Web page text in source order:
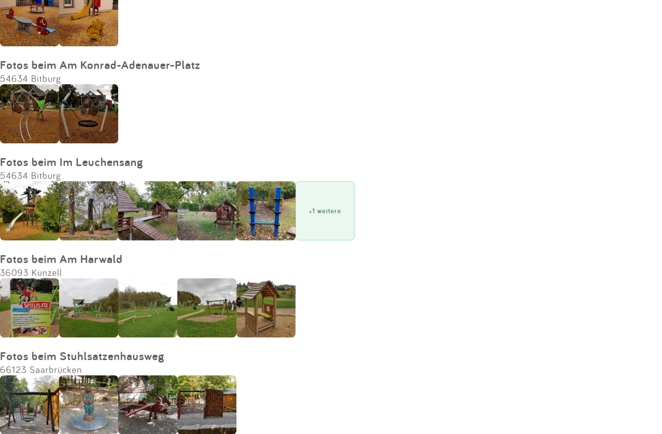
Fotos beim Am Konrad-Adenauer-Platz
54634 Bitburg
Fotos beim Im Leuchensang
54634 Bitburg
+1 weitere
Fotos beim Am Harwald
36093 Künzell
Fotos beim Stuhlsatzenhausweg
66123 Saarbrücken